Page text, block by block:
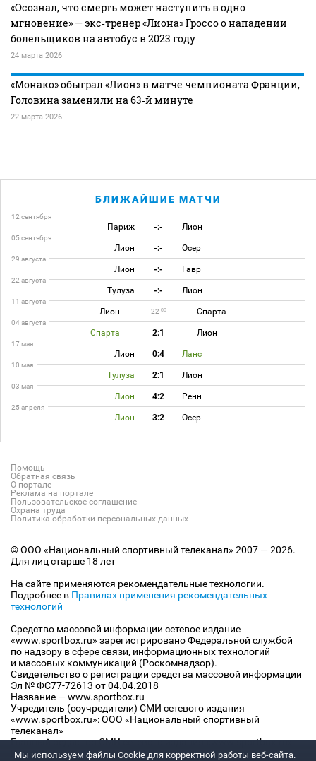
«Осознал, что смерть может наступить в одно
мгновение» — экс‑тренер «Лиона» Гроссо о нападении
болельщиков на автобус в 2023 году
24 марта 2026
«Монако» обыграл «Лион» в матче чемпионата Франции,
Головина заменили на 63‑й минуте
22 марта 2026
БЛИЖАЙШИЕ МАТЧИ
12 сентября
Париж -:- Лион
05 сентября
Лион -:- Осер
29 августа
Лион -:- Гавр
22 августа
Тулуза -:- Лион
11 августа
Лион 22 00 Спарта
04 августа
Спарта 2:1 Лион
17 мая
Лион 0:4 Ланс
10 мая
Тулуза 2:1 Лион
03 мая
Лион 4:2 Ренн
25 апреля
Лион 3:2 Осер
Помощь
Обратная связь
О портале
Реклама на портале
Пользовательское соглашение
Охрана труда
Политика обработки персональных данных
© ООО «Национальный спортивный телеканал» 2007 — 2026.
Для лиц старше 18 лет
На сайте применяются рекомендательные технологии.
Подробнее в Правилах применения рекомендательных
технологий
Средство массовой информации сетевое издание
«www.sportbox.ru» зарегистрировано Федеральной службой
по надзору в сфере связи, информационных технологий
и массовых коммуникаций (Роскомнадзор).
Свидетельство о регистрации средства массовой информации
Эл № ФС77-72613 от 04.04.2018
Название — www.sportbox.ru
Учредитель (соучредители) СМИ сетевого издания
«www.sportbox.ru»: ООО «Национальный спортивный
телеканал»
Главный редактор СМИ сетевого издания «www.sportbox.ru»:
Конов В.А.
Мы используем файлы Сookie для корректной работы веб-сайта.